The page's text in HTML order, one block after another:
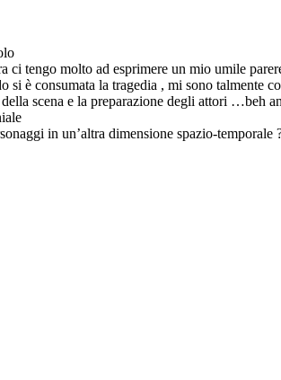
ci tengo molto ad esprimere un mio umile
si è consumata la tragedia , mi sono talmente
scena e la preparazione degli attori …beh
in un’altra dimensione spazio-temporale